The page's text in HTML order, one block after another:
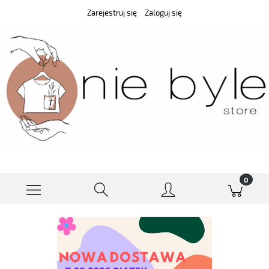
Zarejestruj się Zaloguj się